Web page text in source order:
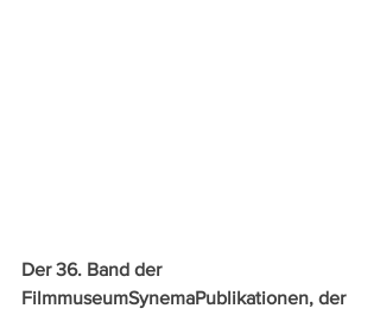
Der 36. Band der
FilmmuseumSynemaPublikationen, der